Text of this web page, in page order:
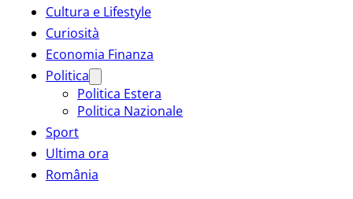
Cultura e Lifestyle
Curiosità
Economia Finanza
Politica
Politica Estera
Politica Nazionale
Sport
Ultima ora
România